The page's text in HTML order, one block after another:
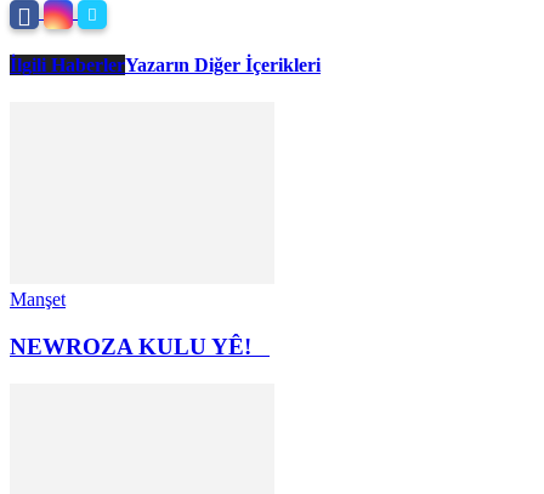
İlgili HaberlerYazarın Diğer İçerikleri
Manşet
NEWROZA KULU YÊ!